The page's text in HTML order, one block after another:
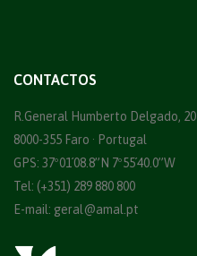
CONTACTOS
R.General Humberto Delgado, 20
8000-355 Faro · Portugal
GPS: 37º01´08.8”N 7º55´40.0”W
Tel: (+351) 289 880 800
E-mail: geral@amal.pt